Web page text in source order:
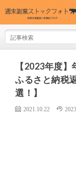
【2023年度
ふるさと納税
選！】
2021.10.22